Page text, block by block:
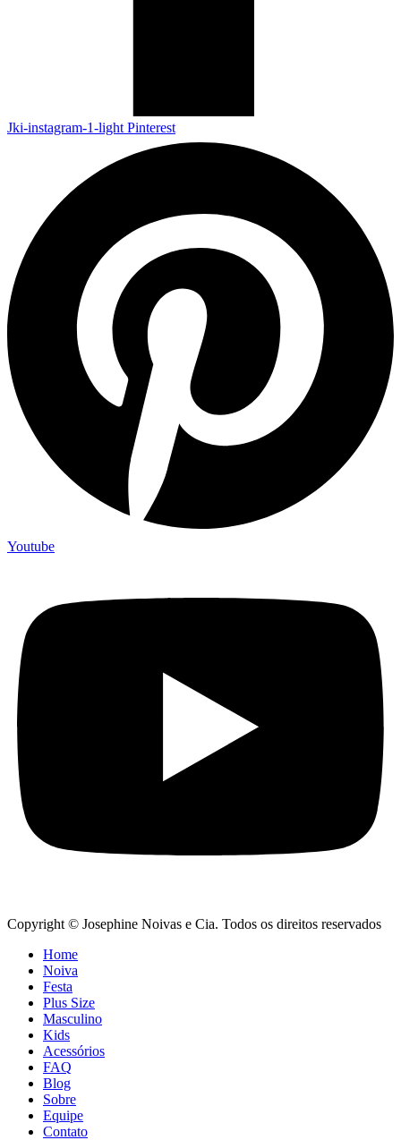
Jki-instagram-1-light Pinterest
Youtube
Copyright © Josephine Noivas e Cia. Todos os direitos reservados
Home
Noiva
Festa
Plus Size
Masculino
Kids
Acessórios
FAQ
Blog
Sobre
Equipe
Contato